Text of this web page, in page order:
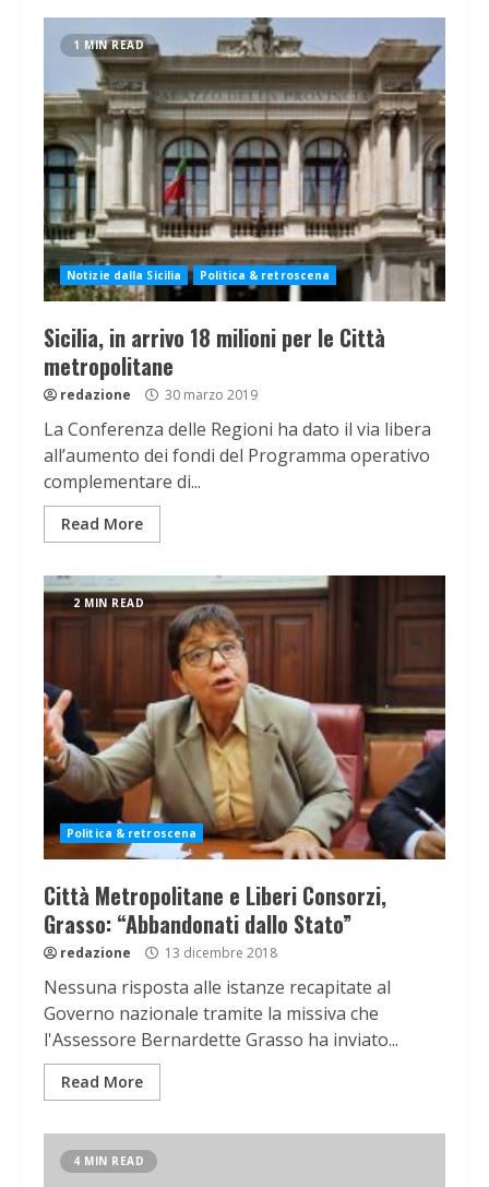
1 MIN READ
Notizie dalla Sicilia Politica & retroscena
Sicilia, in arrivo 18 milioni per le Città
metropolitane
redazione 30 marzo 2019
La Conferenza delle Regioni ha dato il via libera
all’aumento dei fondi del Programma operativo
complementare di...
Read More
2 MIN READ
Politica & retroscena
Città Metropolitane e Liberi Consorzi,
Grasso: “Abbandonati dallo Stato”
redazione 13 dicembre 2018
Nessuna risposta alle istanze recapitate al
Governo nazionale tramite la missiva che
l'Assessore Bernardette Grasso ha inviato...
Read More
4 MIN READ